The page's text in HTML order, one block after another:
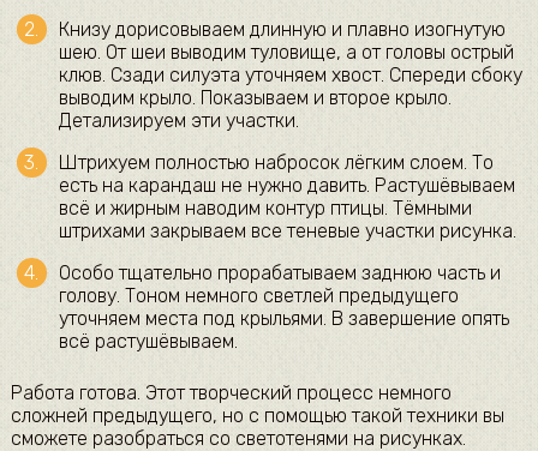
Книзу дорисовываем длинную и плавно изогнутую
шею. От шеи выводим туловище, а от головы острый
клюв. Сзади силуэта уточняем хвост. Спереди сбоку
выводим крыло. Показываем и второе крыло.
Детализируем эти участки.
Штрихуем полностью набросок лёгким слоем. То
есть на карандаш не нужно давить. Растушёвываем
всё и жирным наводим контур птицы. Тёмными
штрихами закрываем все теневые участки рисунка.
Особо тщательно прорабатываем заднюю часть и
голову. Тоном немного светлей предыдущего
уточняем места под крыльями. В завершение опять
всё растушёвываем.
Работа готова. Этот творческий процесс немного
сложней предыдущего, но с помощью такой техники вы
сможете разобраться со светотенями на рисунках.